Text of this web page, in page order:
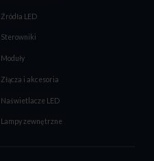
Źródła LED
Sterowniki
Moduły
Złącza i akcesoria
Naświetlacze LED
Lampy zewnętrzne